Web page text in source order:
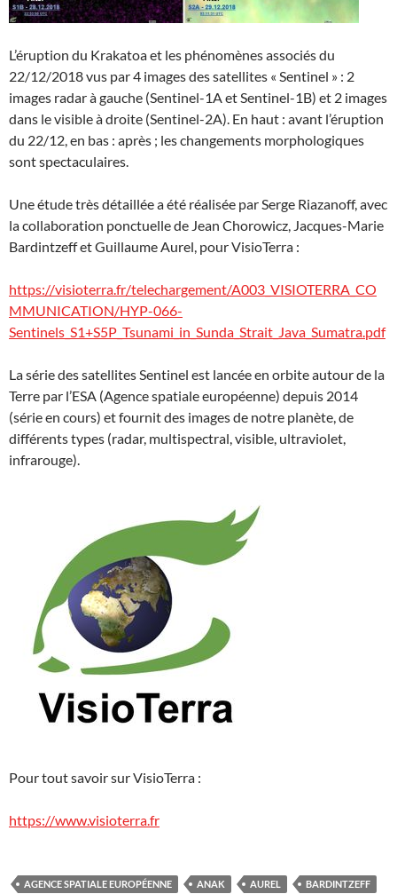
L’éruption du Krakatoa et les phénomènes associés du
22/12/2018 vus par 4 images des satellites « Sentinel » : 2
images radar à gauche (Sentinel-1A et Sentinel-1B) et 2 images
dans le visible à droite (Sentinel-2A). En haut : avant l’éruption
du 22/12, en bas : après ; les changements morphologiques
sont spectaculaires.
Une étude très détaillée a été réalisée par Serge Riazanoff, avec
la collaboration ponctuelle de Jean Chorowicz, Jacques-Marie
Bardintzeff et Guillaume Aurel, pour VisioTerra :
https://visioterra.fr/telechargement/A003_VISIOTERRA_CO
MMUNICATION/HYP-066-
Sentinels_S1+S5P_Tsunami_in_Sunda_Strait_Java_Sumatra.pdf
La série des satellites Sentinel est lancée en orbite autour de la
Terre par l’ESA (Agence spatiale européenne) depuis 2014
(série en cours) et fournit des images de notre planète, de
différents types (radar, multispectral, visible, ultraviolet,
infrarouge).
Pour tout savoir sur VisioTerra :
https://www.visioterra.fr
AGENCE SPATIALE EUROPÉENNE ANAK AUREL
BARDINTZEFF